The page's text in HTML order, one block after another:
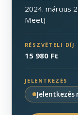
2024. március
Meet)
RÉSZVÉTELI DÍJ
15 980 Ft
JELENTKEZÉS
Jelentkezés